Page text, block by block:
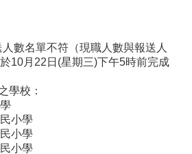
數名單不符（現職人數與報送人
10月22日(星期三)下午5時前完成
學校：
小學
小學
小學